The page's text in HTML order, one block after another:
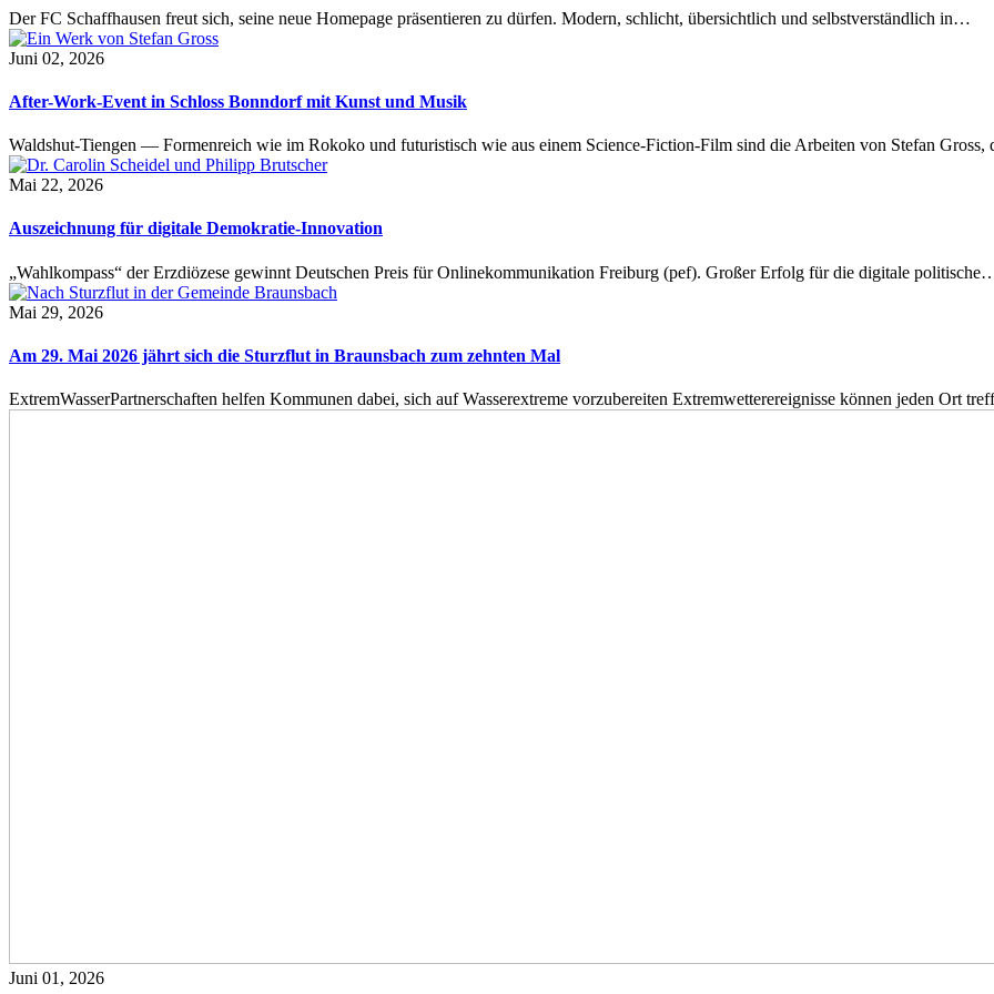
Der FC Schaffhausen freut sich, seine neue Homepage präsentieren zu dürfen. Modern, schlicht, übersichtlich und selbstverständlich in…
Juni 02, 2026
After-Work-Event in Schloss Bonndorf mit Kunst und Musik
Waldshut-Tiengen — Formenreich wie im Rokoko und futuristisch wie aus einem Science-Fiction-Film sind die Arbeiten von Stefan
Mai 22, 2026
Auszeichnung für digitale Demokratie-Innovation
„Wahlkompass“ der Erzdiözese gewinnt Deutschen Preis für Onlinekommunikation Freiburg (pef). Großer Erfolg für die digitale
Mai 29, 2026
Am 29. Mai 2026 jährt sich die Sturzflut in Braunsbach zum zehnten Mal
ExtremWasserPartnerschaften helfen Kommunen dabei, sich auf Wasserextreme vorzubereiten Extremwetterereignisse können jeden Ort
Juni 01, 2026